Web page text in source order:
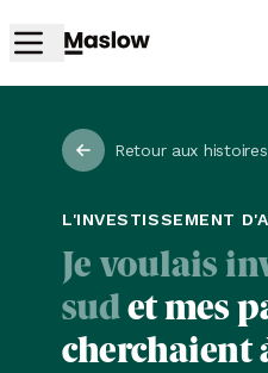
Retour aux histoires
L'INVESTISSEMENT
Je voulais
sudet mes
cherchaient